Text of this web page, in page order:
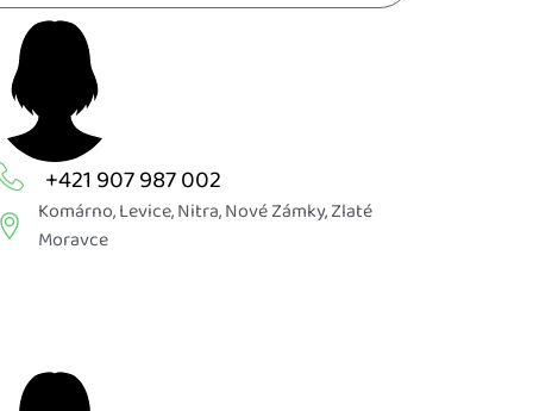
+421 907 987 002
Komárno,Levice,Nitra,Nové Zámky,Zlaté
Moravce